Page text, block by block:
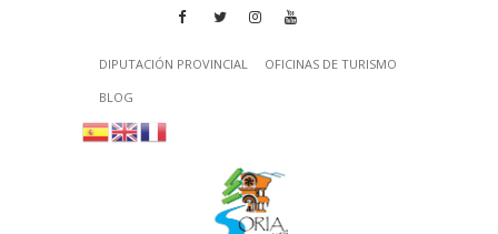
DIPUTACIÓN PROVINCIAL
OFICINAS DE TURISMO
BLOG